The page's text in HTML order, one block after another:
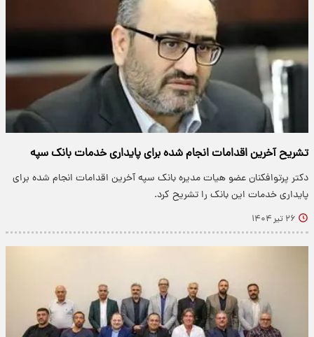
تشریح آخرین اقدامات انجام شده برای پایداری خدمات بانک سپه
دکتر پرتوافکنان عضو هیات مدیره بانک سپه آخرین اقدامات انجام شده برای
پایداری خدمات این بانک را تشریح کرد.
۲۶ تیر ۱۴۰۴